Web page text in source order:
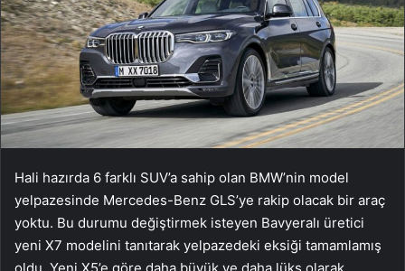
Hali hazırda 6 farklı SUV’a sahip olan BMW’nin model
yelpazesinde Mercedes-Benz GLS’ye rakip olacak bir araç
yoktu. Bu durumu değiştirmek isteyen Bavyeralı üretici
yeni X7 modelini tanıtarak yelpazedeki eksiği tamamlamış